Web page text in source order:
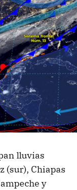
lluvias
(sur), Chiapas
y